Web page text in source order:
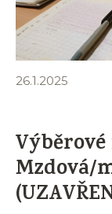
26.1.2025
Mzdová/